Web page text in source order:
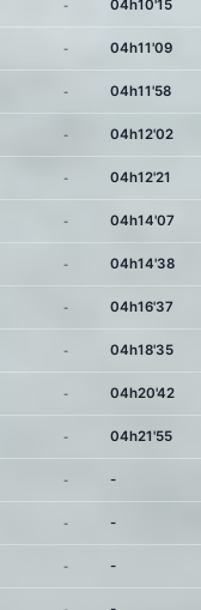
- 04h10'15
- 04h11'09
- 04h11'58
- 04h12'02
- 04h12'21
- 04h14'07
- 04h14'38
- 04h16'37
- 04h18'35
- 04h20'42
- 04h21'55
- -
- -
- -